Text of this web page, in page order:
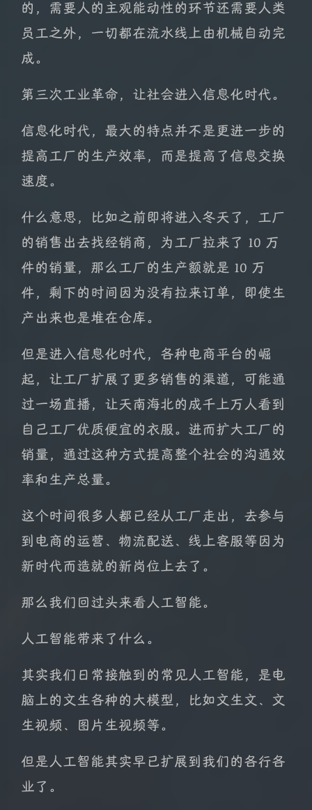
的，需要人的主观能动性的环节还需要人类
员工之外，一切都在流水线上由机械自动完
成。
第三次工业革命，让社会进入信息化时代。
信息化时代，最大的特点并不是更进一步的
提高工厂的生产效率，而是提高了信息交换
速度。
什么意思，比如之前即将进入冬天了，工厂
的销售出去找经销商，为工厂拉来了 10 万
件的销量，那么工厂的生产额就是 10 万
件，剩下的时间因为没有拉来订单，即使生
产出来也是堆在仓库。
但是进入信息化时代，各种电商平台的崛
起，让工厂扩展了更多销售的渠道，可能通
过一场直播，让天南海北的成千上万人看到
自己工厂优质便宜的衣服。进而扩大工厂的
销量，通过这种方式提高整个社会的沟通效
率和生产总量。
这个时间很多人都已经从工厂走出，去参与
到电商的运营、物流配送、线上客服等因为
新时代而造就的新岗位上去了。
那么我们回过头来看人工智能。
人工智能带来了什么。
其实我们日常接触到的常见人工智能，是电
脑上的文生各种的大模型，比如文生文、文
生视频、图片生视频等。
但是人工智能其实早已扩展到我们的各行各
业了。